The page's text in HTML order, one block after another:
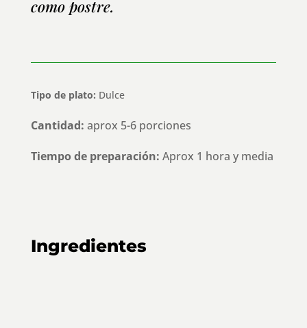
como postre.
Tipo de plato: Dulce
Cantidad: aprox 5-6 porciones
Tiempo de preparación: Aprox 1 hora y media
Ingredientes